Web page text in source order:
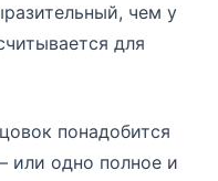
чем у
для
понадобится
одно полное и